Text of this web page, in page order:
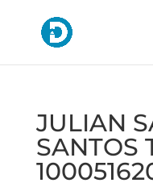
JULIAN
SANTOS